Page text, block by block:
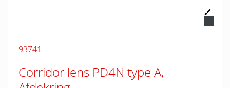
93741
Corridor lens PD4N type A,